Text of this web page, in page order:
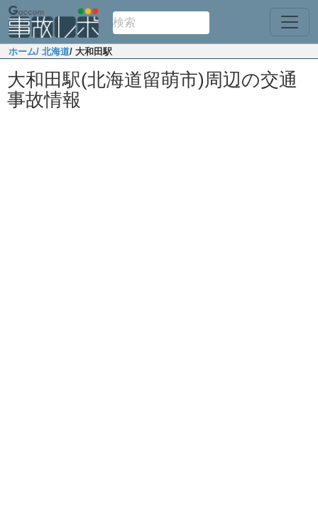
ホーム/ 北海道/ 大和田駅
大和田駅(北海道留萌市)周辺の交通
事故情報